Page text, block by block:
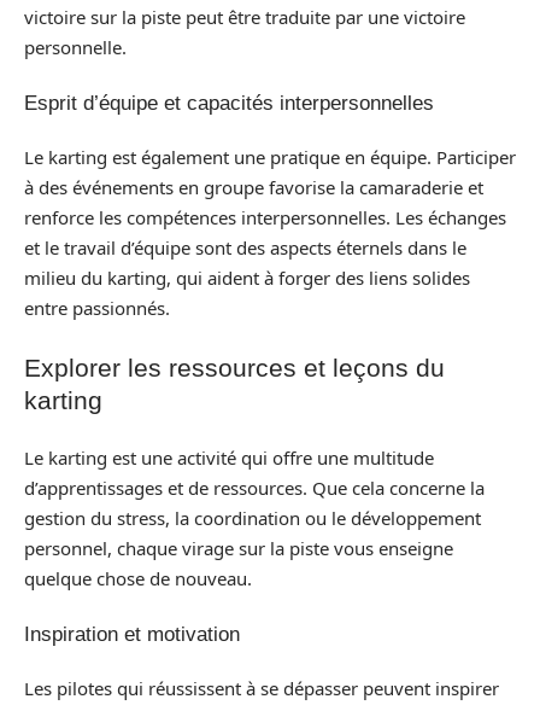
victoire sur la piste peut être traduite par une victoire
personnelle.
Esprit d’équipe et capacités interpersonnelles
Le karting est également une pratique en équipe. Participer
à des événements en groupe favorise la camaraderie et
renforce les compétences interpersonnelles. Les échanges
et le travail d’équipe sont des aspects éternels dans le
milieu du karting, qui aident à forger des liens solides
entre passionnés.
Explorer les ressources et leçons du
karting
Le karting est une activité qui offre une multitude
d’apprentissages et de ressources. Que cela concerne la
gestion du stress, la coordination ou le développement
personnel, chaque virage sur la piste vous enseigne
quelque chose de nouveau.
Inspiration et motivation
Les pilotes qui réussissent à se dépasser peuvent inspirer